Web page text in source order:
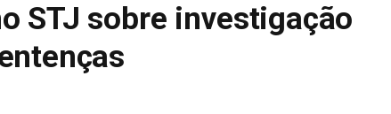
STJ sobre investigação